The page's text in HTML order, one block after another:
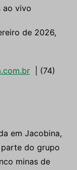
ao vivo
de 2026,
| (74)
em Jacobina,
do grupo
minas de